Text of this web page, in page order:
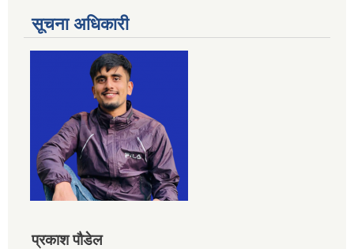
सूचना अधिकारी
प्रकाश पौडेल